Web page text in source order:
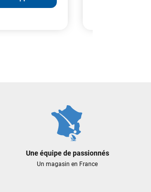
Une équipe de passionnés
Un magasin en France